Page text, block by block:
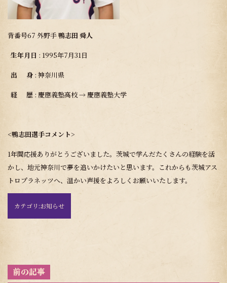
背番号67 外野手鴨志田 舜人
生年月日 : 1995年7月31日
出 身 : 神奈川県
経 歴 : 慶應義塾高校 → 慶應義塾大学
<鴨志田選手コメント>
1年間応援ありがとうございました。茨城で学んだたくさんの経験を活
かし、地元神奈川で夢を追いかけたいと思います。これからも茨城アス
トロプラネッツへ、温かい声援をよろしくお願いいたします。
カテゴリ:お知らせ
投
稿